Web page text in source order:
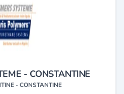
- CONSTANTINE
- CONSTANTINE